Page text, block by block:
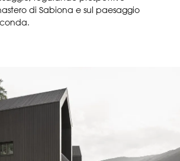
di Sabiona e sul paesaggio